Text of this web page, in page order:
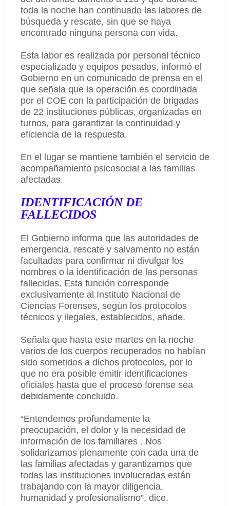
toda la noche han continuado las labores de
búsqueda y rescate, sin que se haya
encontrado ninguna persona con vida.
Esta labor es realizada por personal técnico
especializado y equipos pesados, informó el
Gobierno en un comunicado de prensa en el
que señala que la operación es coordinada
por el COE con la participación de brigadas
de 22 instituciones públicas, organizadas en
turnos, para garantizar la continuidad y
eficiencia de la respuesta.
En el lugar se mantiene también el servicio de
acompañamiento psicosocial a las familias
afectadas.
IDENTIFICACIÓN DE
FALLECIDOS
El Gobierno informa que las autoridades de
emergencia, rescate y salvamento no están
facultadas para confirmar ni divulgar los
nombres o la identificación de las personas
fallecidas. Esta función corresponde
exclusivamente al Instituto Nacional de
Ciencias Forenses, según los protocolos
técnicos y ilegales, establecidos, añade.
Señala que hasta este martes en la noche
varios de los cuerpos recuperados no habían
sido sometidos a dichos protocolos, por lo
que no era posible emitir identificaciones
oficiales hasta que el proceso forense sea
debidamente concluido.
“Entendemos profundamente la
preocupación, el dolor y la necesidad de
información de los familiares . Nos
solidarizamos plenamente con cada una de
las familias afectadas y garantizamos que
todas las instituciones involucradas están
trabajando con la mayor diligencia,
humanidad y profesionalismo”, dice.